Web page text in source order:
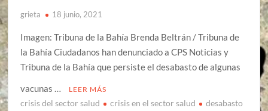
grieta 18 junio, 2021
Imagen: Tribuna de la Bahía Brenda Beltrán / Tribuna de
la Bahía Ciudadanos han denunciado a CPS Noticias y
Tribuna de la Bahía que persiste el desabasto de algunas
vacunas …
LEER MÁS
crisis del sector salud crisis en el sector salud
desabasto